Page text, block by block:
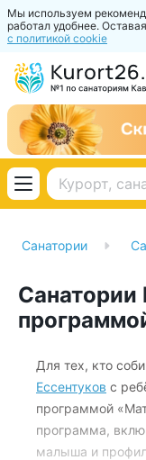
Мы используем
работал удобнее.
с политикой cookie
Санатории
Санатории
Для тех, кто
Ессентуков с
программой
программа,
малыша и